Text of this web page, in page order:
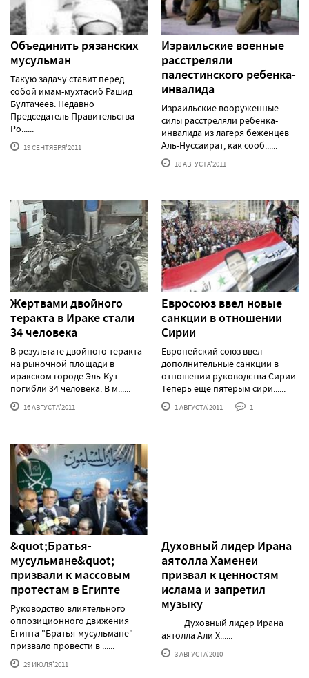
Объединить рязанских
мусульман
Такую задачу ставит перед
собой имам-мухтасиб Рашид
Бултачеев. Недавно
Председатель Правительства
Ро......
19 СЕНТЯБРЯ'2011
Израильские военные
расстреляли
палестинского ребенка-
инвалида
Израильские вооруженные
силы расстреляли ребенка-
инвалида из лагеря беженцев
Аль-Нуссаират, как сооб......
18 АВГУСТА'2011
Жертвами двойного
теракта в Ираке стали
34 человека
В результате двойного теракта
на рыночной площади в
иракском городе Эль-Кут
погибли 34 человека. В м......
16 АВГУСТА'2011
Евросоюз ввел новые
санкции в отношении
Сирии
Европейский союз ввел
дополнительные санкции в
отношении руководства Сирии.
Теперь еще пятерым сири......
1 АВГУСТА'2011 1
&quot;Братья-
мусульмане&quot;
призвали к массовым
протестам в Египте
Руководство влиятельного
оппозиционного движения
Египта "Братья-мусульмане"
призвало провести в ......
29 ИЮЛЯ'2011
Духовный лидер Ирана
аятолла Хаменеи
призвал к ценностям
ислама и запретил
музыку
Духовный лидер Ирана
аятолла Али Х......
3 АВГУСТА'2010